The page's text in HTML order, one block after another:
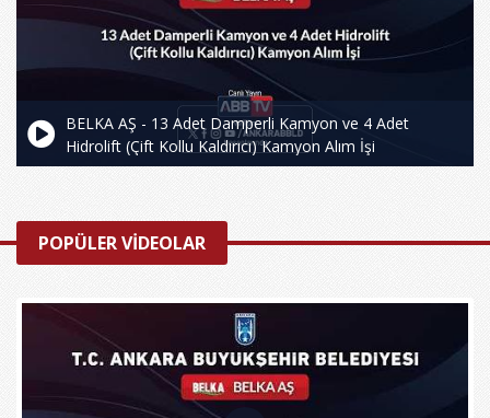
BELKA AŞ - 13 Adet Damperli Kamyon ve 4 Adet
Hidrolift (Çift Kollu Kaldırıcı) Kamyon Alım İşi
POPÜLER VİDEOLAR